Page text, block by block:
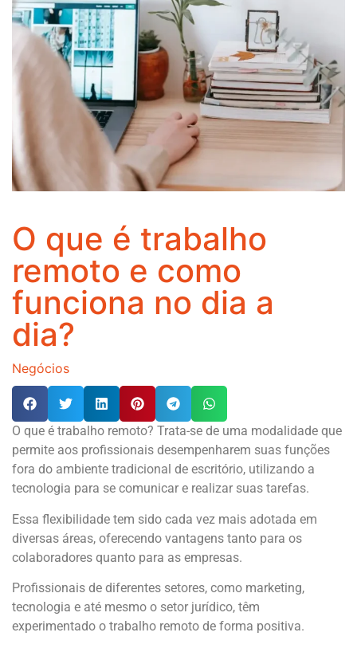
O que é trabalho
remoto e como
funciona no dia a
dia?
Negócios
O que é trabalho remoto? Trata-se de uma modalidade que
permite aos profissionais desempenharem suas funções
fora do ambiente tradicional de escritório, utilizando a
tecnologia para se comunicar e realizar suas tarefas.
Essa flexibilidade tem sido cada vez mais adotada em
diversas áreas, oferecendo vantagens tanto para os
colaboradores quanto para as empresas.
Profissionais de diferentes setores, como marketing,
tecnologia e até mesmo o setor jurídico, têm
experimentado o trabalho remoto de forma positiva.